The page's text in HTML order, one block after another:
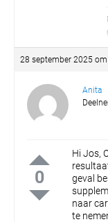
28 september 2025
Anita
0
Hi Jos,
geval
naar
te